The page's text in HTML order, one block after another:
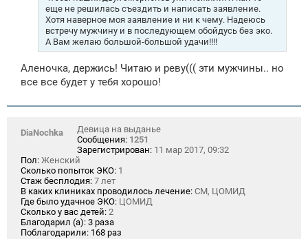
еще не решилась съездить и написать заявление.
Хотя наверное моя заявление и ни к чему. Надеюсь
встречу мужчину и в последующем обойдусь без эко.
А Вам желаю большой-большой удачи!!!!
Аленочка, держись! Читаю и реву((( эти мужчины.. но
все все будет у тебя хорошо!
DiaNochka
Девица на выданье
Сообщения: 1251
Зарегистрирован: 11 мар 2017, 09:32
Пол: Женский
Сколько попыток ЭКО: 1
Стаж бесплодия: 7 лет
В каких клиниках проводилось лечение: СМ, ЦОМИД
Где было удачное ЭКО: ЦОМИД
Сколько у вас детей: 2
Благодарил (а): 3 раза
Поблагодарили: 168 раз